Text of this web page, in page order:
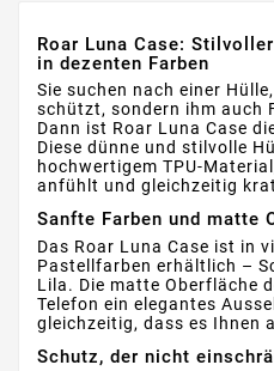
Roar Luna Case:
in dezenten Farben
Sie suchen nach einer
schützt, sondern ihm auch
Dann ist Roar Luna Case
Diese dünne und stilvolle
hochwertigem TPU-
anfühlt und gleichzeitig
Sanfte Farben und matte
Das Roar Luna Case ist in
Pastellfarben erhältlich –
Lila. Die matte Oberfläche
Telefon ein elegantes
gleichzeitig, dass es Ihnen
Schutz, der nicht